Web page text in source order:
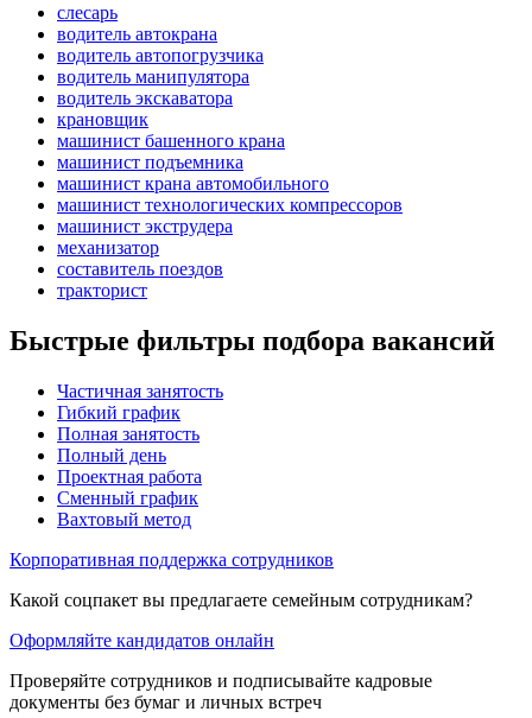
слесарь
водитель автокрана
водитель автопогрузчика
водитель манипулятора
водитель экскаватора
крановщик
машинист башенного крана
машинист подъемника
машинист крана автомобильного
машинист технологических компрессоров
машинист экструдера
механизатор
составитель поездов
тракторист
Быстрые фильтры подбора вакансий
Частичная занятость
Гибкий график
Полная занятость
Полный день
Проектная работа
Сменный график
Вахтовый метод
Корпоративная поддержка сотрудников
Какой соцпакет вы предлагаете семейным сотрудникам?
Оформляйте кандидатов онлайн
Проверяйте сотрудников и подписывайте кадровые
документы без бумаг и личных встреч